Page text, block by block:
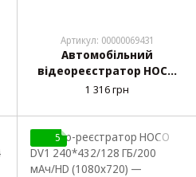
Артикул: 00000069431
Автомобільний
відеореєстратор HOCO
DI63 на 3 камери (салон
2", запис 720p+480p
1 316 грн
5